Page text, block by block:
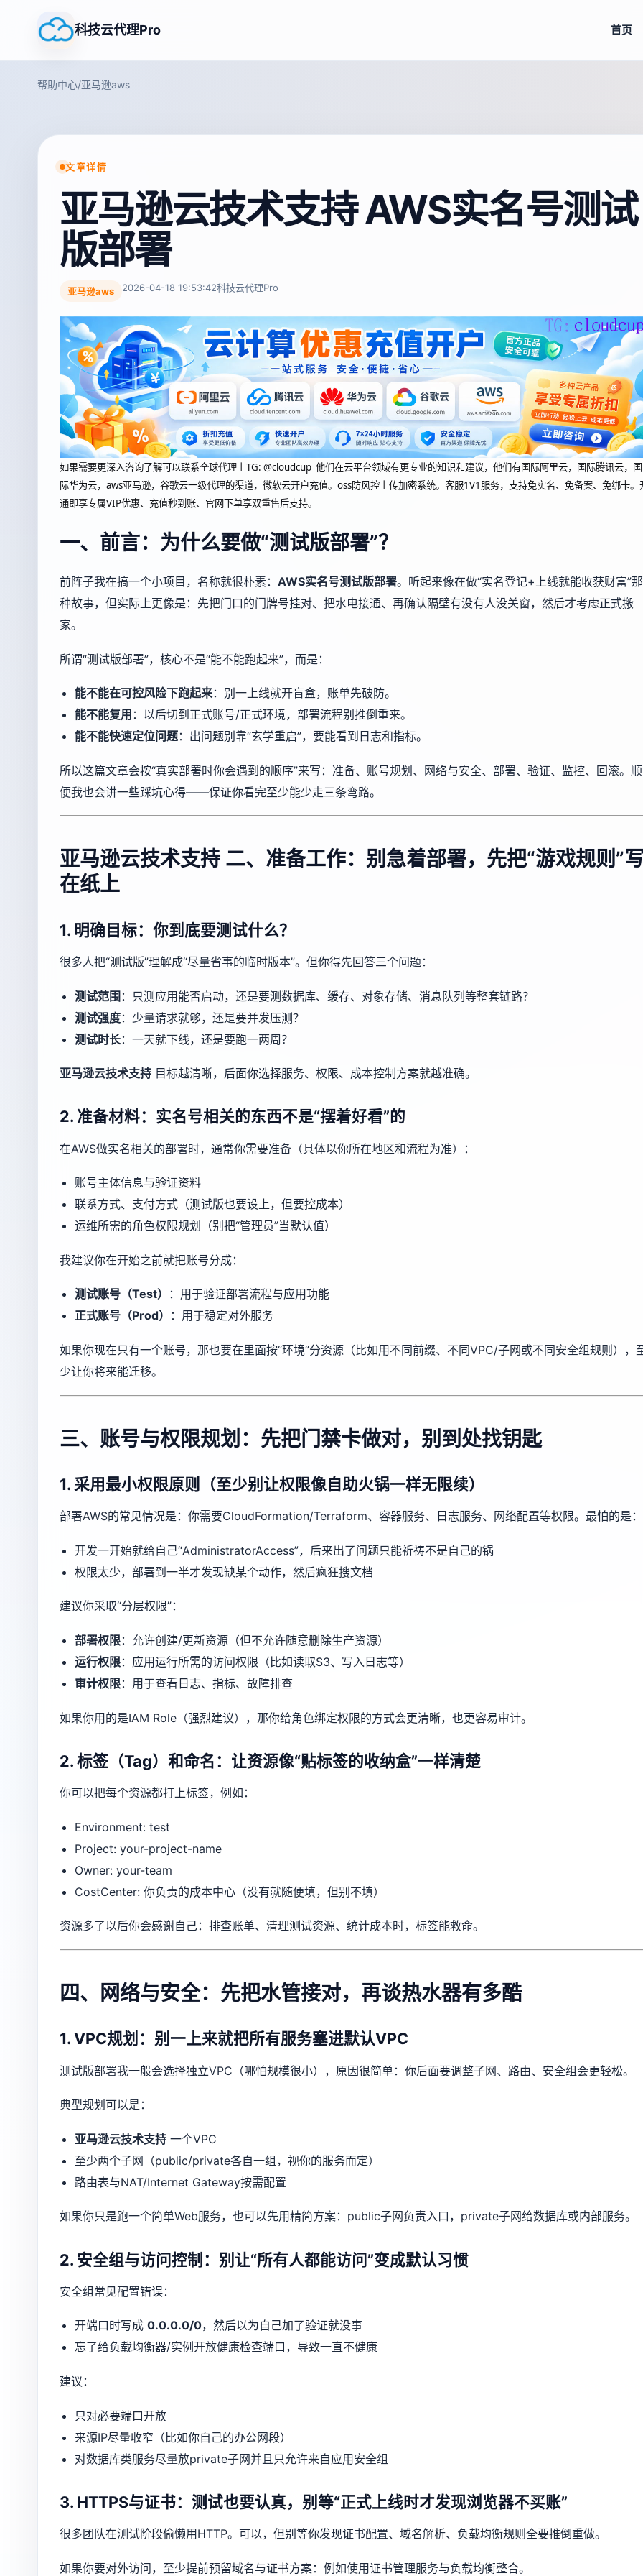
科技云代理Pro 首页
帮助中心/亚马逊aws
文章详情
亚马逊云技术支持 AWS实名号测试
版部署
亚马逊aws 2026-04-18 19:53:42科技云代理Pro
如果需要更深入咨询了解可以联系全球代理上TG: @cloudcup 他们在云平台领域有更专业的知识和建议，他们有国际阿里云，国际腾讯云，国
际华为云，aws亚马逊，谷歌云一级代理的渠道，微软云开户充值。oss防风控上传加密系统。客服1V1服务，支持免实名、免备案、免绑卡。
通即享专属VIP优惠、充值秒到账、官网下单享双重售后支持。
一、前言：为什么要做“测试版部署”？
前阵子我在搞一个小项目，名称就很朴素： AWS实名号测试版部署。听起来像在做“实名登记+上线就能收获财富”那
种故事，但实际上更像是：先把门口的门牌号挂对、把水电接通、再确认隔壁有没有人没关窗，然后才考虑正式搬
家。
所谓“测试版部署”，核心不是“能不能跑起来”，而是：
能不能在可控风险下跑起来：别一上线就开盲盒，账单先破防。
能不能复用 ：以后切到正式账号/正式环境，部署流程别推倒重来。
能不能快速定位问题：出问题别靠“玄学重启”，要能看到日志和指标。
所以这篇文章会按“真实部署时你会遇到的顺序”来写：准备、账号规划、网络与安全、部署、验证、监控、回滚。顺
便我也会讲一些踩坑心得——保证你看完至少能少走三条弯路。
亚马逊云技术支持 二、准备工作：别急着部署，先把“游戏规则”
在纸上
1. 明确目标：你到底要测试什么？
很多人把“测试版”理解成“尽量省事的临时版本”。但你得先回答三个问题：
测试范围：只测应用能否启动，还是要测数据库、缓存、对象存储、消息队列等整套链路？
测试强度：少量请求就够，还是要并发压测？
测试时长：一天就下线，还是要跑一两周？
亚马逊云技术支持 目标越清晰，后面你选择服务、权限、成本控制方案就越准确。
2. 准备材料：实名号相关的东西不是“摆着好看”的
在AWS做实名相关的部署时，通常你需要准备（具体以你所在地区和流程为准）：
账号主体信息与验证资料
联系方式、支付方式（测试版也要设上，但要控成本）
运维所需的角色权限规划（别把“管理员”当默认值）
我建议你在开始之前就把账号分成：
测试账号（Test）
：用于验证部署流程与应用功能
正式账号（Prod）
：用于稳定对外服务
如果你现在只有一个账号，那也要在里面按“环境”分资源（比如用不同前缀、不同VPC/子网或不同安全组规则），
少让你将来能迁移。
三、账号与权限规划：先把门禁卡做对，别到处找钥匙
1. 采用最小权限原则（至少别让权限像自助火锅一样无限续）
部署AWS的常见情况是：你需要CloudFormation/Terraform、容器服务、日志服务、网络配置等权限。最怕的是：
开发一开始就给自己“AdministratorAccess”，后来出了问题只能祈祷不是自己的锅
权限太少，部署到一半才发现缺某个动作，然后疯狂搜文档
建议你采取“分层权限”：
部署权限：允许创建/更新资源（但不允许随意删除生产资源）
运行权限：应用运行所需的访问权限（比如读取S3、写入日志等）
审计权限：用于查看日志、指标、故障排查
如果你用的是IAM Role（强烈建议），那你给角色绑定权限的方式会更清晰，也更容易审计。
2. 标签（Tag）和命名：让资源像“贴标签的收纳盒”一样清楚
你可以把每个资源都打上标签，例如：
Environment: test
Project: your-project-name
Owner: your-team
CostCenter: 你负责的成本中心（没有就随便填，但别不填）
资源多了以后你会感谢自己：排查账单、清理测试资源、统计成本时，标签能救命。
四、网络与安全：先把水管接对，再谈热水器有多酷
1. VPC规划：别一上来就把所有服务塞进默认VPC
测试版部署我一般会选择独立VPC（哪怕规模很小），原因很简单：你后面要调整子网、路由、安全组会更轻松。
典型规划可以是：
亚马逊云技术支持一个VPC
至少两个子网（public/private各自一组，视你的服务而定）
路由表与NAT/Internet Gateway按需配置
如果你只是跑一个简单Web服务，也可以先用精简方案：public子网负责入口，private子网给数据库或内部服务。
2. 安全组与访问控制：别让“所有人都能访问”变成默认习惯
安全组常见配置错误：
开端口时写成 0.0.0.0/0，然后以为自己加了验证就没事
忘了给负载均衡器/实例开放健康检查端口，导致一直不健康
建议：
只对必要端口开放
来源IP尽量收窄（比如你自己的办公网段）
对数据库类服务尽量放private子网并且只允许来自应用安全组
3. HTTPS与证书：测试也要认真，别等“正式上线时才发现浏览器不买账”
很多团队在测试阶段偷懒用HTTP。可以，但别等你发现证书配置、域名解析、负载均衡规则全要推倒重做。
如果你要对外访问，至少提前预留域名与证书方案：例如使用证书管理服务与负载均衡整合。